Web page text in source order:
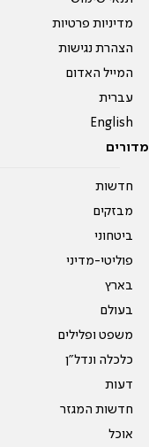
מדיניות פרטיות
הצהרת נגישות
המייל האדום
עברית
English
מדורים
חדשות
מבזקים
ביטחוני
פוליטי-מדיני
בארץ
בעולם
משפט ופלילים
כלכלה ונדל"ן
דעות
חדשות המגזר
אוכל